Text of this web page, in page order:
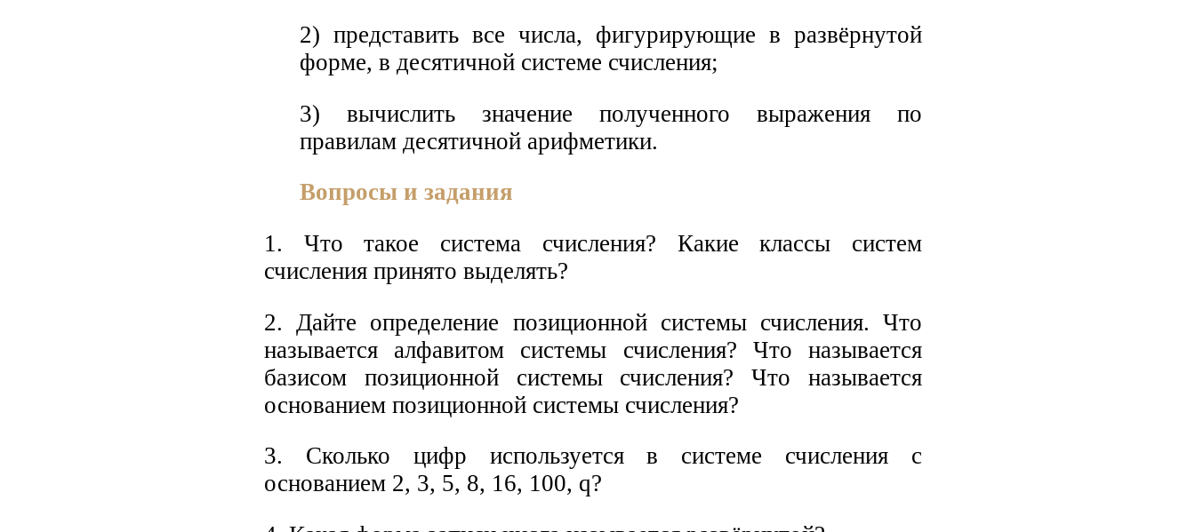
2) представить все числа, фигурирующие в развёрнутой
форме, в десятичной системе счисления;
3) вычислить значение полученного выражения по
правилам десятичной арифметики.
Вопросы и задания
1. Что такое система счисления? Какие классы систем
счисления принято выделять?
2. Дайте определение позиционной системы счисления. Что
называется алфавитом системы счисления? Что называется
базисом позиционной системы счисления? Что называется
основанием позиционной системы счисления?
3. Сколько цифр используется в системе счисления с
основанием 2, 3, 5, 8, 16, 100, q?